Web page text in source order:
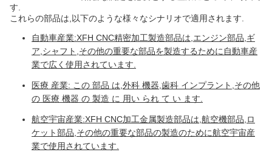
す.
これらの部品は,以下のような様々なシナリオで適用されます.
自動車産業:XFH CNC精密加工製造部品は,エンジン部品,ギ
ア,シャフト,その他の重要な部品を製造するために自動車産
業で広く使用されています.
医療 産業: この 部品 は,外科 機器,歯科 インプラント,その他
の 医療 機器 の 製造 に 用い られ て い ます.
航空宇宙産業:XFH CNC加工金属製造部品は,航空機部品,ロ
ケット部品,その他の重要な部品の製造のために航空宇宙産
業で使用されています.